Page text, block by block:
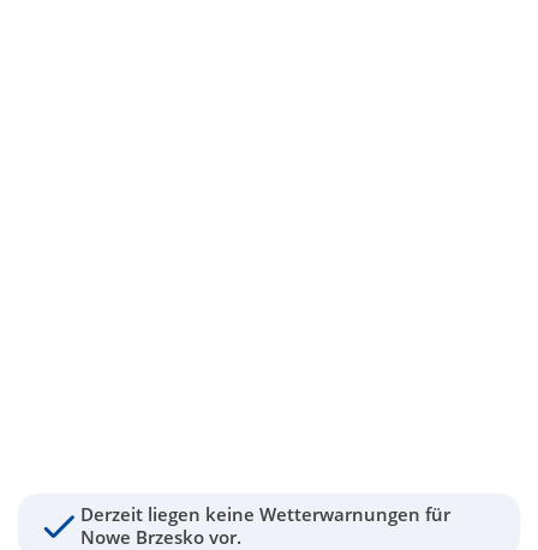
Derzeit liegen keine Wetterwarnungen für
Nowe Brzesko vor.